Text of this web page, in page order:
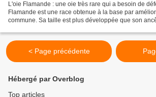
L'oie Flamande : une oie très rare qui a besoin de
Flamande est une race obtenue à la base par
commune. Sa taille est plus développée que son
< Page précédente
Hébergé par Overblog
Top articles